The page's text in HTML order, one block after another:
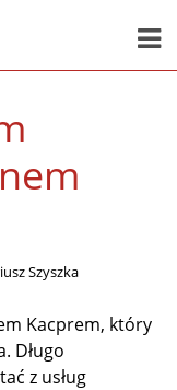
Szyszka
Kacprem, który
Długo
z usług